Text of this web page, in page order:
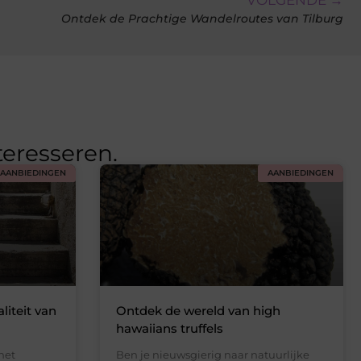
Ontdek de Prachtige Wandelroutes van Tilburg
AANBIEDINGEN
van
AANBIEDINGEN
Ontdek de wereld van high
hawaiians truffels
Ben je nieuwsgierig naar natuurlijke